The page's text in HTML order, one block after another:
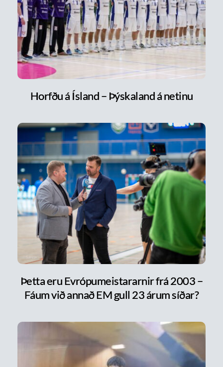
Horfðu á Ísland – Þýskaland á netinu
Þetta eru Evrópumeistararnir frá 2003 –
Fáum við annað EM gull 23 árum síðar?